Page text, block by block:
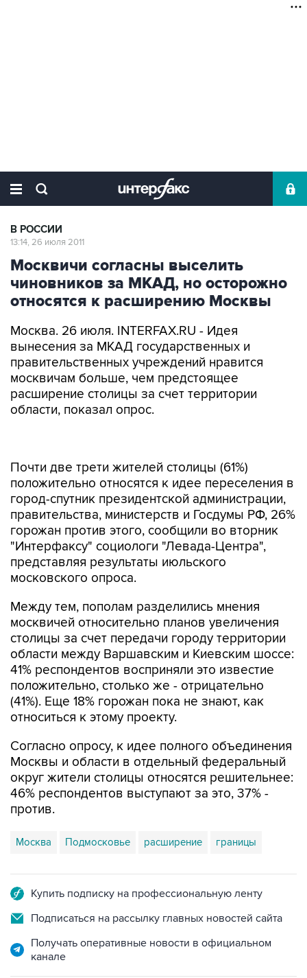
В РОССИИ
13:14, 26 июля 2011
Москвичи согласны выселить
чиновников за МКАД, но осторожно
относятся к расширению Москвы
Москва. 26 июля. INTERFAX.RU - Идея
вынесения за МКАД государственных и
правительственных учреждений нравится
москвичам больше, чем предстоящее
расширение столицы за счет территории
области, показал опрос.
город-спутник президентской администрации,
правительства, министерств и Госдумы РФ, 26%
горожан против этого, сообщили во вторник
"Интерфаксу" социологи "Левада-Центра",
представляя результаты июльского
московского опроса.
Между тем, пополам разделились мнения
столицы за счет передачи городу территории
области между Варшавским и Киевским шоссе:
41% респондентов восприняли это известие
положительно, столько же - отрицательно
(41%). Еще 18% горожан пока не знают, как
относиться к этому проекту.
Согласно опросу, к идее полного объединения
округ жители столицы относятся решительнее:
46% респондентов выступают за это, 37% -
против.
Москва
Подписаться на рассылку главных новостей сайта
Получать оперативные новости в официальном